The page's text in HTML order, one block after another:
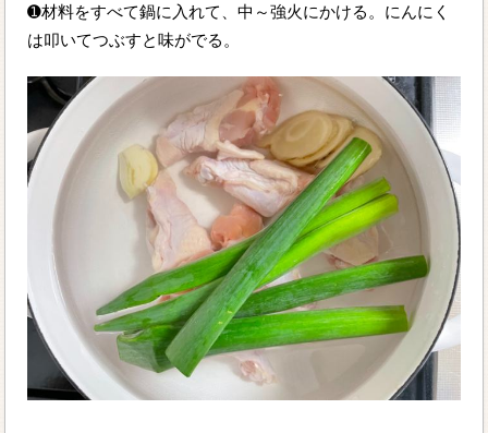
➊材料をすべて鍋に入れて、中～強火にかける。にんにく
は叩いてつぶすと味がでる。